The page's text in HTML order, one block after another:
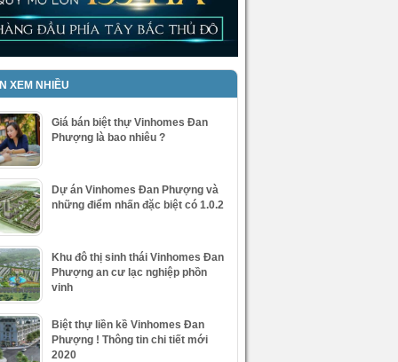
XEM NHIỀU
Giá bán biệt thự Vinhomes Đan
Phượng là bao nhiêu ?
Dự án Vinhomes Đan Phượng và
những điểm nhấn đặc biệt có 1.0.2
Khu đô thị sinh thái Vinhomes Đan
Phượng an cư lạc nghiệp phồn
vinh
Biệt thự liền kề Vinhomes Đan
Phượng ! Thông tin chi tiết mới
2020